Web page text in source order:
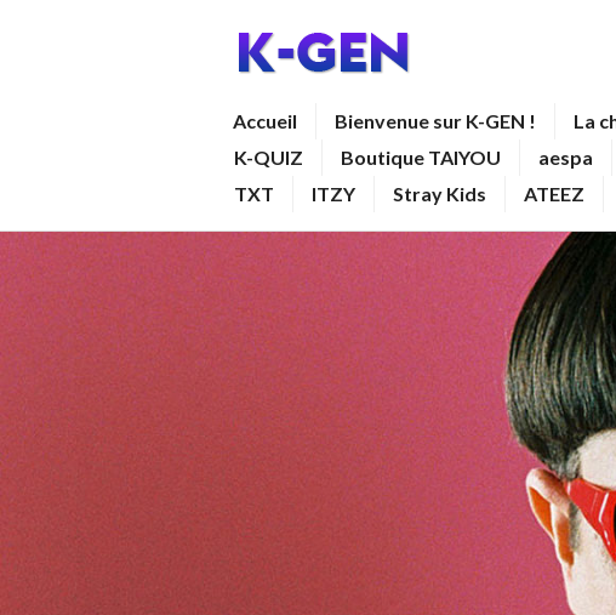
Accueil Bienvenue sur K-GEN ! La
K-QUIZ
Boutique TAIYOU aespa
TXT
ITZY Stray Kids ATEEZ